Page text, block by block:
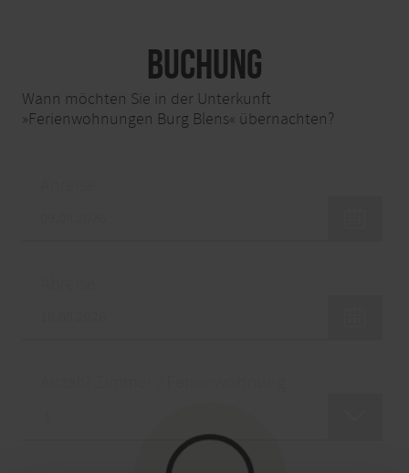
Buchung
Wann möchten Sie in der Unterkunft
»Ferienwohnungen Burg Blens« übernachten?